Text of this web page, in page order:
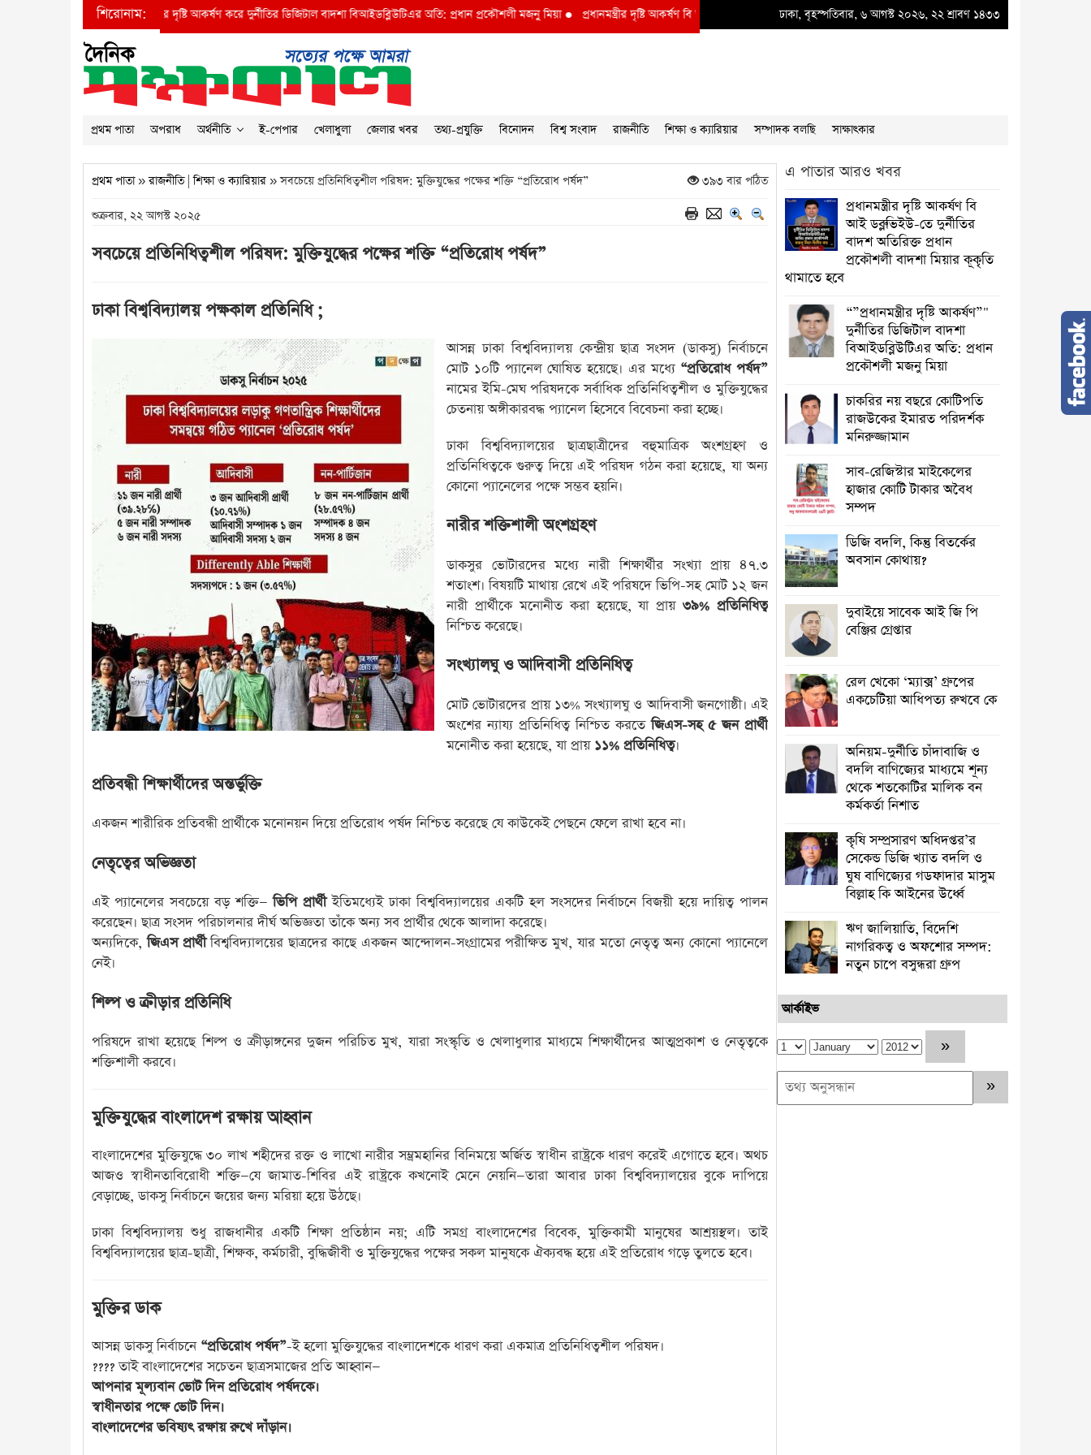
শিরোনাম:
প্রধানমন্ত্রীর দৃষ্টি আকর্ষণ করে দুর্নীতির ডিজিটাল বাদশা বিআইডব্লিউটিএর অতি: প্রধান প্রকৌশলী মজনু মিয়া●প্রধানমন্ত্রীর দৃষ্টি আকর্ষণ বি আই ডব্লুভিইউ-তে দুর্নীতির বাদশ অতিরিক্ত প্রধান প্রকৌশলী বাদশা মিয়ার কূকৃতি থামাতে হবে
ঢাকা, বৃহস্পতিবার, ৬ আগস্ট ২০২৬, ২২ শ্রাবণ ১৪৩৩
প্রথম পাতা অপরাধ অর্থনীতি ই-পেপার খেলাধুলা জেলার খবর তথ্য-প্রযুক্তি বিনোদন বিশ্ব সংবাদ রাজনীতি শিক্ষা ও ক্যারিয়ার সম্পাদক বলছি সাক্ষাৎকার
প্রথম পাতা»রাজনীতি|শিক্ষা ও ক্যারিয়ার » সবচেয়ে প্রতিনিধিত্বশীল পরিষদ: মুক্তিযুদ্ধের পক্ষের শক্তি “প্রতিরোধ পর্ষদ” ৩৯৩ বার পঠিত
শুক্রবার, ২২ আগস্ট ২০২৫
সবচেয়ে প্রতিনিধিত্বশীল পরিষদ: মুক্তিযুদ্ধের পক্ষের শক্তি “প্রতিরোধ পর্ষদ”
ঢাকা বিশ্ববিদ্যালয় পক্ষকাল প্রতিনিধি ;
আসন্ন ঢাকা বিশ্ববিদ্যালয় কেন্দ্রীয় ছাত্র সংসদ (ডাকসু) নির্বাচনে
মোট ১০টি প্যানেল ঘোষিত হয়েছে। এর মধ্যে “প্রতিরোধ পর্ষদ”
নামের ইমি-মেঘ পরিষদকে সর্বাধিক প্রতিনিধিত্বশীল ও মুক্তিযুদ্ধের
চেতনায় অঙ্গীকারবদ্ধ প্যানেল হিসেবে বিবেচনা করা হচ্ছে।
ঢাকা বিশ্ববিদ্যালয়ের ছাত্রছাত্রীদের বহুমাত্রিক অংশগ্রহণ ও
প্রতিনিধিত্বকে গুরুত্ব দিয়ে এই পরিষদ গঠন করা হয়েছে, যা অন্য
কোনো প্যানেলের পক্ষে সম্ভব হয়নি।
নারীর শক্তিশালী অংশগ্রহণ
ডাকসুর ভোটারদের মধ্যে নারী শিক্ষার্থীর সংখ্যা প্রায় ৪৭.৩
শতাংশ। বিষয়টি মাথায় রেখে এই পরিষদে ভিপি-সহ মোট ১২ জন
নারী প্রার্থীকে মনোনীত করা হয়েছে, যা প্রায়৩৯% প্রতিনিধিত্ব
নিশ্চিত করেছে।
সংখ্যালঘু ও আদিবাসী প্রতিনিধিত্ব
মোট ভোটারদের প্রায় ১৩% সংখ্যালঘু ও আদিবাসী জনগোষ্ঠী। এই
অংশের ন্যায্য প্রতিনিধিত্ব নিশ্চিত করতেজিএস-সহ ৫ জন প্রার্থী
মনোনীত করা হয়েছে, যা প্রায় ১১% প্রতিনিধিত্ব।
প্রতিবন্ধী শিক্ষার্থীদের অন্তর্ভুক্তি
একজন শারীরিক প্রতিবন্ধী প্রার্থীকে মনোনয়ন দিয়ে প্রতিরোধ পর্ষদ নিশ্চিত করেছে যে কাউকেই পেছনে ফেলে রাখা হবে না।
নেতৃত্বের অভিজ্ঞতা
এই প্যানেলের সবচেয়ে বড় শক্তি—ভিপি প্রার্থীইতিমধ্যেই ঢাকা বিশ্ববিদ্যালয়ের একটি হল সংসদের নির্বাচনে বিজয়ী হয়ে দায়িত্ব পালন
করেছেন। ছাত্র সংসদ পরিচালনার দীর্ঘ অভিজ্ঞতা তাঁকে অন্য সব প্রার্থীর থেকে আলাদা করেছে।
অন্যদিকে,জিএস প্রার্থীবিশ্ববিদ্যালয়ের ছাত্রদের কাছে একজন আন্দোলন-সংগ্রামের পরীক্ষিত মুখ, যার মতো নেতৃত্ব অন্য কোনো প্যানেলে
নেই।
শিল্প ও ক্রীড়ার প্রতিনিধি
পরিষদে রাখা হয়েছে শিল্প ও ক্রীড়াঙ্গনের দুজন পরিচিত মুখ, যারা সংস্কৃতি ও খেলাধুলার মাধ্যমে শিক্ষার্থীদের আত্মপ্রকাশ ও নেতৃত্বকে
শক্তিশালী করবে।
মুক্তিযুদ্ধের বাংলাদেশ রক্ষায় আহ্বান
বাংলাদেশের মুক্তিযুদ্ধে ৩০ লাখ শহীদের রক্ত ও লাখো নারীর সম্ভ্রমহানির বিনিময়ে অর্জিত স্বাধীন রাষ্ট্রকে ধারণ করেই এগোতে হবে। অথচ
আজও স্বাধীনতাবিরোধী শক্তি—যে জামাত-শিবির এই রাষ্ট্রকে কখনোই মেনে নেয়নি—তারা আবার ঢাকা বিশ্ববিদ্যালয়ের বুকে দাপিয়ে
বেড়াচ্ছে, ডাকসু নির্বাচনে জয়ের জন্য মরিয়া হয়ে উঠছে।
ঢাকা বিশ্ববিদ্যালয় শুধু রাজধানীর একটি শিক্ষা প্রতিষ্ঠান নয়; এটি সমগ্র বাংলাদেশের বিবেক, মুক্তিকামী মানুষের আশ্রয়স্থল। তাই
বিশ্ববিদ্যালয়ের ছাত্র-ছাত্রী, শিক্ষক, কর্মচারী, বুদ্ধিজীবী ও মুক্তিযুদ্ধের পক্ষের সকল মানুষকে ঐক্যবদ্ধ হয়ে এই প্রতিরোধ গড়ে তুলতে হবে।
মুক্তির ডাক
আসন্ন ডাকসু নির্বাচনে “প্রতিরোধ পর্ষদ”-ই হলো মুক্তিযুদ্ধের বাংলাদেশকে ধারণ করা একমাত্র প্রতিনিধিত্বশীল পরিষদ।
???? তাই বাংলাদেশের সচেতন ছাত্রসমাজের প্রতি আহ্বান—
আপনার মূল্যবান ভোট দিন প্রতিরোধ পর্ষদকে।
স্বাধীনতার পক্ষে ভোট দিন।
বাংলাদেশের ভবিষ্যৎ রক্ষায় রুখে দাঁড়ান।
এ পাতার আরও খবর
প্রধানমন্ত্রীর দৃষ্টি আকর্ষণ বি
আই ডব্লুভিইউ-তে দুর্নীতির
বাদশ অতিরিক্ত প্রধান
প্রকৌশলী বাদশা মিয়ার কূকৃতি
থামাতে হবে
“”প্রধানমন্ত্রীর দৃষ্টি আকর্ষণ”"
দুর্নীতির ডিজিটাল বাদশা
বিআইডব্লিউটিএর অতি: প্রধান
প্রকৌশলী মজনু মিয়া
চাকরির নয় বছরে কোটিপতি
রাজউকের ইমারত পরিদর্শক
মনিরুজ্জামান
সাব-রেজিস্টার মাইকেলের
হাজার কোটি টাকার অবৈধ
সম্পদ
ডিজি বদলি, কিন্তু বিতর্কের
অবসান কোথায়?
দুবাইয়ে সাবেক আই জি পি
বেঞ্জির গ্রেপ্তার
রেল খেকো ‘ম্যাক্স’ গ্রুপের
একচেটিয়া আধিপত্য রুখবে কে
অনিয়ম-দুর্নীতি চাঁদাবাজি ও
বদলি বাণিজ্যের মাধ্যমে শূন্য
থেকে শতকোটির মালিক বন
কর্মকর্তা নিশাত
কৃষি সম্প্রসারণ অধিদপ্তর’র
সেকেন্ড ডিজি খ্যাত বদলি ও
ঘুষ বাণিজ্যের গডফাদার মাসুম
বিল্লাহ কি আইনের উর্ধ্বে
ঋণ জালিয়াতি, বিদেশি
নাগরিকত্ব ও অফশোর সম্পদ:
নতুন চাপে বসুন্ধরা গ্রুপ
আর্কাইভ